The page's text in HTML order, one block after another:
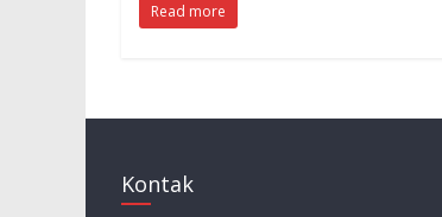
Read more
Kontak